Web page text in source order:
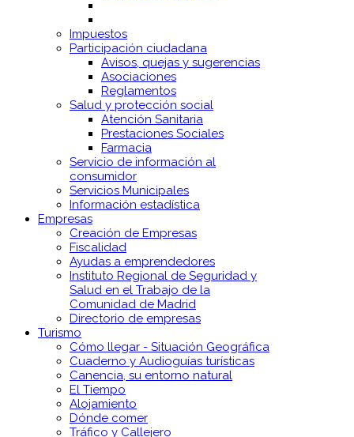
Impuestos
Participación ciudadana
Avisos, quejas y sugerencias
Asociaciones
Reglamentos
Salud y protección social
Atención Sanitaria
Prestaciones Sociales
Farmacia
Servicio de información al
consumidor
Servicios Municipales
Información estadística
Empresas
Creación de Empresas
Fiscalidad
Ayudas a emprendedores
Instituto Regional de Seguridad y
Salud en el Trabajo de la
Comunidad de Madrid
Directorio de empresas
Turismo
Cómo llegar - Situación Geográfica
Cuaderno y Audioguías turísticas
Canencia, su entorno natural
El Tiempo
Alojamiento
Dónde comer
Tráfico y Callejero